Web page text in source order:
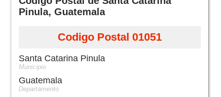
Pinula, Guatemala
Codigo Postal 01051
Santa Catarina Pinula
Municipio
Guatemala
Departamento